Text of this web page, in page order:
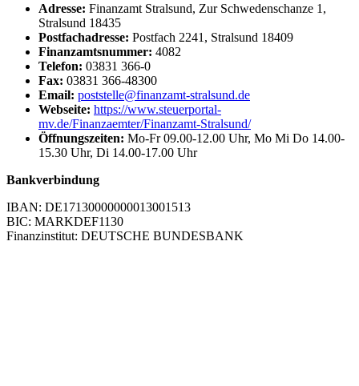
Adresse: Finanzamt Stralsund, Zur Schwedenschanze 1,
Stralsund 18435
Postfachadresse: Postfach 2241, Stralsund 18409
Finanzamtsnummer: 4082
Telefon: 03831 366-0
Fax: 03831 366-48300
Email: poststelle@finanzamt-stralsund.de
Webseite: https://www.steuerportal-
mv.de/Finanzaemter/Finanzamt-Stralsund/
Öffnungszeiten: Mo-Fr 09.00-12.00 Uhr, Mo Mi Do 14.00-
15.30 Uhr, Di 14.00-17.00 Uhr
Bankverbindung
IBAN: DE17130000000013001513
BIC: MARKDEF1130
Finanzinstitut: DEUTSCHE BUNDESBANK